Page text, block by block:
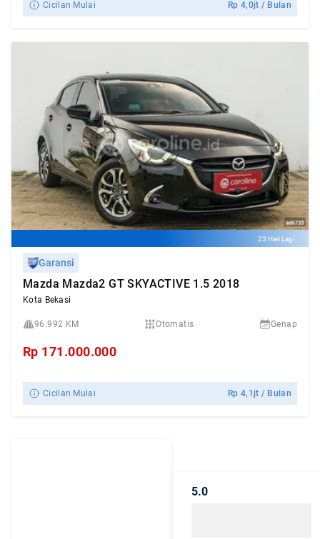
Cicilan Mulai Rp4,0jt / Bulan
23 Hari Lagi
Garansi
Mazda Mazda2 GT SKYACTIVE 1.5 2018
Kota Bekasi
96.992 KM Otomatis Genap
Rp 171.000.000
Cicilan Mulai Rp4,1jt / Bulan
5.0